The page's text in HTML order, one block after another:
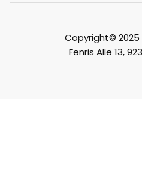
Copyright© 2025
Fenris Alle 13,